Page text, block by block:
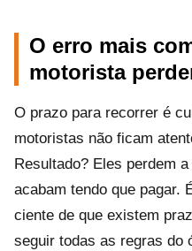
O erro mais
motorista
O prazo para recorrer é
motoristas não ficam
Resultado? Eles perdem
acabam tendo que pagar.
ciente de que existem
seguir todas as regras do